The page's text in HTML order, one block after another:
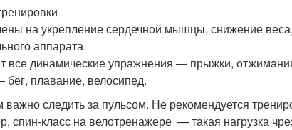
на укрепление сердечной мышцы, снижение
аппарата.
все динамические упражнения — прыжки,
бег, плавание, велосипед.
важно следить за пульсом. Не рекомендуется
спин-класс на велотренажере — такая нагрузка